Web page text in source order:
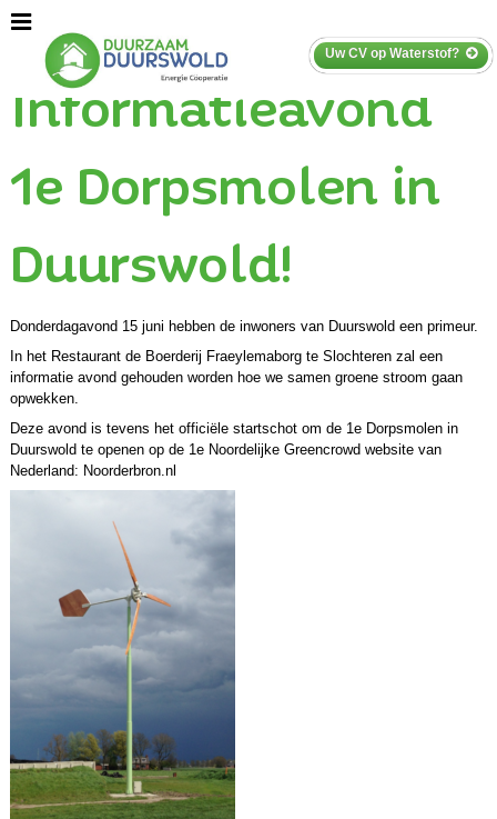
Uw CV op Waterstof?
Informatieavond
1e Dorpsmolen in
Duurswold!
Donderdagavond 15 juni hebben de inwoners van Duurswold een primeur.
In het Restaurant de Boerderij Fraeylemaborg te Slochteren zal een
informatie avond gehouden worden hoe we samen groene stroom gaan
opwekken.
Deze avond is tevens het officiële startschot om de 1e Dorpsmolen in
Duurswold te openen op de 1e Noordelijke Greencrowd website van
Nederland: Noorderbron.nl